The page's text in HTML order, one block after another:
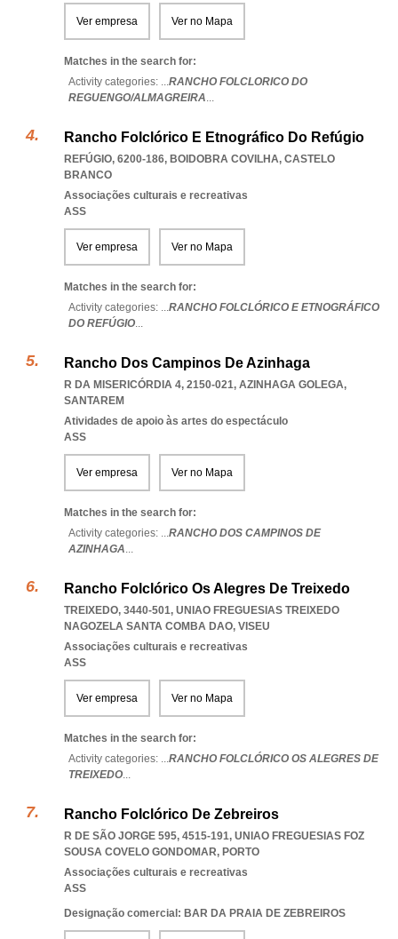
Ver empresa Ver no Mapa
Matches in the search for:
Activity categories: ...RANCHO FOLCLORICO DO
REGUENGO/ALMAGREIRA...
Rancho Folclórico E Etnográfico Do Refúgio
REFÚGIO, 6200-186, BOIDOBRA COVILHA, CASTELO
BRANCO
Associações culturais e recreativas
ASS
Ver empresa Ver no Mapa
Matches in the search for:
Activity categories: ...RANCHO FOLCLÓRICO E ETNOGRÁFICO
DO REFÚGIO...
Rancho Dos Campinos De Azinhaga
R DA MISERICÓRDIA 4, 2150-021, AZINHAGA GOLEGA,
SANTAREM
Atividades de apoio às artes do espectáculo
ASS
Ver empresa Ver no Mapa
Matches in the search for:
Activity categories: ...RANCHO DOS CAMPINOS DE
AZINHAGA...
Rancho Folclórico Os Alegres De Treixedo
TREIXEDO, 3440-501, UNIAO FREGUESIAS TREIXEDO
NAGOZELA SANTA COMBA DAO, VISEU
Associações culturais e recreativas
ASS
Ver empresa Ver no Mapa
Matches in the search for:
Activity categories: ...RANCHO FOLCLÓRICO OS ALEGRES DE
TREIXEDO...
Rancho Folclórico De Zebreiros
R DE SÃO JORGE 595, 4515-191, UNIAO FREGUESIAS FOZ
SOUSA COVELO GONDOMAR, PORTO
Associações culturais e recreativas
ASS
Designação comercial: BAR DA PRAIA DE ZEBREIROS